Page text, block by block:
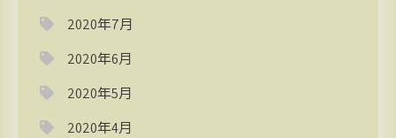
2020年7月
2020年6月
2020年5月
2020年4月